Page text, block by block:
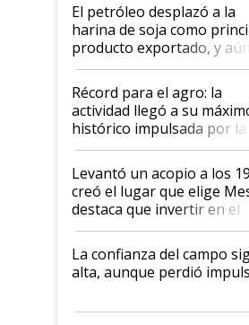
El petróleo desplazó a la
harina de soja como
producto exportado, y aún
el agro aportó casi seis
diez dólares y sostuvo el
liderazgo en un semestre
récord
Récord para el agro: la
actividad llegó a su
histórico impulsada por la
cosecha y las
Levantó un acopio a los
creó el lugar que elige
destaca que invertir en el
kirchnerismo era como
plata a un hijo para droga":
Juan Félix Rossetti, el
que de una dura crisis
de Milei
La confianza del campo
alta, aunque perdió